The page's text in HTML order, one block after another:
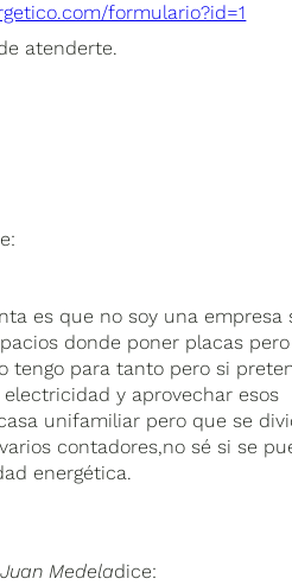
formulario?id=1
atenderte.
es que no soy una empresa
donde poner placas
tengo para tanto pero si
y aprovechar esos
unifamiliar pero que se
contadores,no sé si se
energética.
Medeladice: